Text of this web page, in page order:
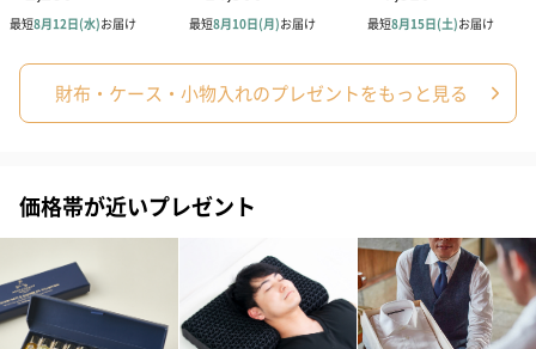
財布・ケース・小物入れのプレゼントをもっと見る
価格帯が近いプレゼント